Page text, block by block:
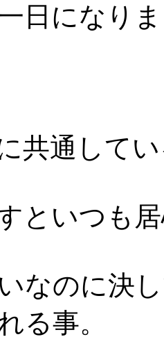
日になり
共通して
といつも
なのに決
る事。